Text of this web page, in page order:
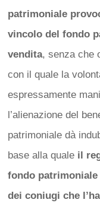
patrimoniale
vincolo del fondo
vendita, senza che
con il quale la
espressamente
l’alienazione del
patrimoniale dà
base alla quale il
fondo patrimoniale
dei coniugi che